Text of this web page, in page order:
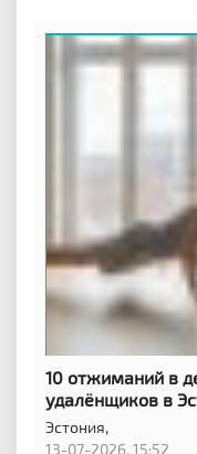
10 отжиманий в
удалёнщиков в
Эстония,
13-07-2026, 15:52